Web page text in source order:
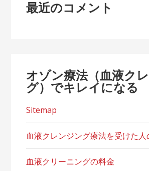
最近のコメント
オゾン療法（血液ク
グ）でキレイになる
Sitemap
血液クレンジング療法を受けた人
血液クリーニングの料金